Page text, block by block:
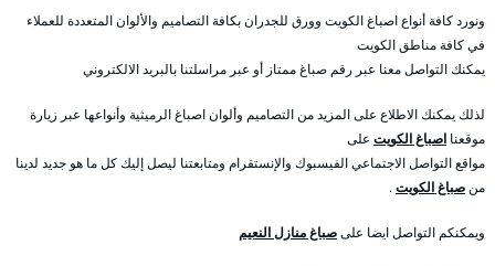
ونورد كافة أنواع اصباغ الكويت وورق للجدران بكافة التصاميم والألوان المتعددة للعملاء
في كافة مناطق الكويت
يمكنك التواصل معنا عبر رقم صباغ ممتاز أو عبر مراسلتنا بالبريد الالكتروني
لذلك يمكنك الاطلاع على المزيد من التصاميم وألوان اصباغ الرميثية وأنواعها عبر زيارة
موقعنا اصباغ الكويت على
مواقع التواصل الاجتماعي الفيسبوك والإنستقرام ومتابعتنا ليصل إليك كل ما هو جديد لدينا
منصباغ الكويت.
ويمكنكم التواصل ايضا علىصباغ منازل النعيم